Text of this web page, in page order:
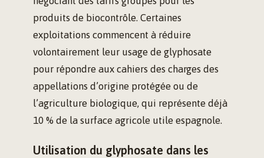
produits de biocontrôle. Certaines
exploitations commencent à réduire
volontairement leur usage de glyphosate
pour répondre aux cahiers des charges des
appellations d’origine protégée ou de
l’agriculture biologique, qui représente déjà
10 % de la surface agricole utile espagnole.
Utilisation du glyphosate dans les